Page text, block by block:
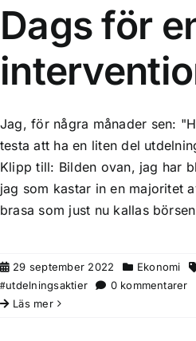
Dags för
Jag, för några månader sen:
testa att ha en liten del
Klipp till: Bilden ovan, jag har
jag som kastar in en majoritet
brasa som just nu kallas
29 september 2022 Ekonomi
utdelningsaktier
0 kommentarer
Läs mer